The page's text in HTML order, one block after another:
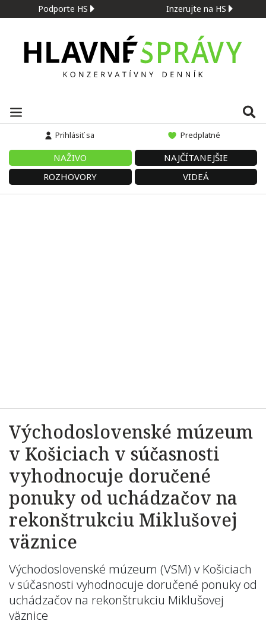
Podporte HS Inzerujte na HS
Prihlásiť sa Predplatné
NAŽIVO
NAJČÍTANEJŠIE
ROZHOVORY
VIDEÁ
Východoslovenské múzeum
v Košiciach v súčasnosti
vyhodnocuje doručené
ponuky od uchádzačov na
rekonštrukciu Miklušovej
väznice
Východoslovenské múzeum (VSM) v Košiciach
v súčasnosti vyhodnocuje doručené ponuky od
uchádzačov na rekonštrukciu Miklušovej
väznice